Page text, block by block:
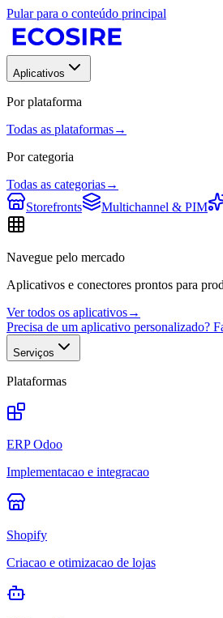
Pular para o conteúdo principal
Aplicativos
Por plataforma
Todas as plataformas→
Por categoria
Todas as categorias→
Storefronts
Multichannel & PIM
Navegue pelo mercado
Aplicativos e conectores prontos para
Ver todos os aplicativos→
Precisa de um aplicativo personalizado?
Serviços
Plataformas
ERP Odoo
Implementacao e integracao
Shopify
Criacao e otimizacao de lojas